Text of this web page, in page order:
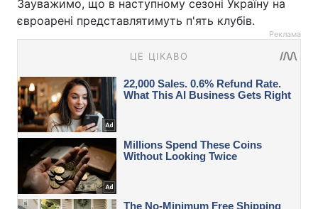
Зауважимо, що в наступному сезоні Україну на
євроарені представлятимуть п'ять клубів.
Реклама